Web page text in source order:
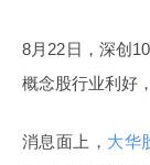
8月22日，深创
概念股行业利好，
消息面上， 大华